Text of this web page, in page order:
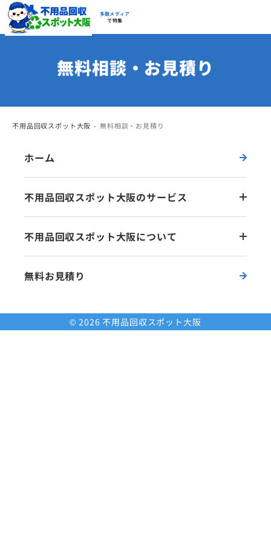
多数メディア
で特集
無料相談・お見積り
不用品回収スポット大阪 無料相談・お見積り
ホーム
不用品回収スポット大阪のサービス
不用品回収スポット大阪について
無料お見積り
© 2026 不用品回収スポット大阪